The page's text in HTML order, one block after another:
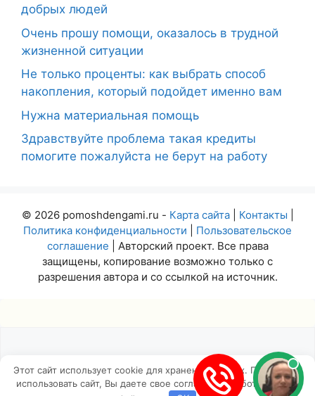
добрых людей
Очень прошу помощи, оказалось в трудной
жизненной ситуации
Не только проценты: как выбрать способ
накопления, который подойдет именно вам
Нужна материальная помощь
Здравствуйте проблема такая кредиты
помогите пожалуйста не берут на работу
© 2026 pomoshdengami.ru - Карта сайта| Контакты
Политика конфиденциальности
Пользовательское
соглашение | Авторский проект. Все права
защищены, копирование возможно только с
разрешения автора и со ссылкой на источник.
Этот сайт использует cookie для хранения данных. Продолжая
использовать сайт, Вы даете свое согласие на работу с этими